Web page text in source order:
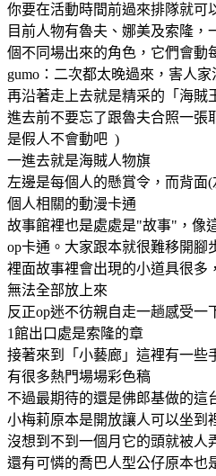
你要在活動時間前過來排隊就可
目前人物有魯夫、娜美及索隆，
個不同場出來的角色，它們會動
gumo：二次都太晚過來，害人
再沿著走上去就是精采的「海賊
進去前不要忘了跟魯夫合照一張
是假人不會動吧 )
一進去就是海賊人物旗
左邊是每個人的懸賞令，而背面
個人相關的動漫卡通
故事館裡也是處處是"故事"，像
op卡通。大家跟本就很難移開腳
裡面故事裡會出現的小道具很多
無法全部放上來
反正op迷不彷親自走一趟感受
1館出口處是索隆的章
接著來到「小藝廊」這裡有一些
有很多熱門場場彩色稿
不過最期待的還是佛郎基做的這
小梅莉原本是開放讓人可以坐到
沒想到不到一個月它的頭就被人
還有可憐的喬巴人型公仔原本也